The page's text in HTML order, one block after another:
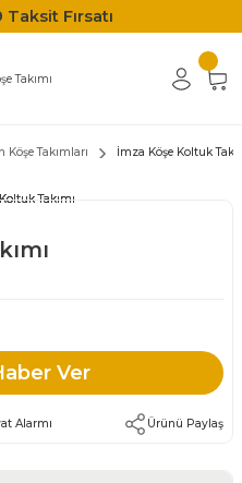
Fırsatı
Köşe Takımları İmza Köşe Koltuk
Ver
Alarmı Ürünü Paylaş